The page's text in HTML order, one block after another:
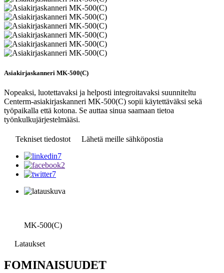
Asiakirjaskanneri MK-500(C)
Nopeaksi, luotettavaksi ja helposti integroitavaksi suunniteltu
Centerm-asiakirjaskanneri MK-500(C) sopii käytettäväksi sekä
työpaikalla että kotona. Se auttaa sinua saamaan tietoa
työnkulkujärjestelmääsi.
Tekniset tiedostot Lähetä meille sähköpostia
MK-500(C)
Lataukset
FOMINAISUUDET